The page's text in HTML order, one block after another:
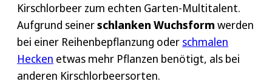
Kirschlorbeer zum echten Garten-Multitalent.
Aufgrund seinerschlanken Wuchsform werden
bei einer Reihenbepflanzung oder schmalen
Hecken etwas mehr Pflanzen benötigt, als bei
anderen Kirschlorbeersorten.